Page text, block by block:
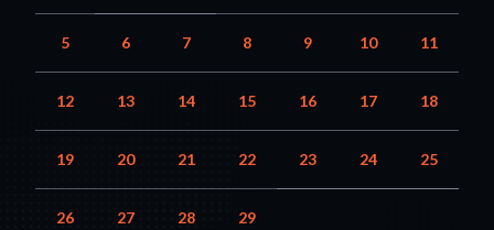
5 6 7 8 9 10 11
12 13 14 15 16 17 18
19 20 21 22 23 24 25
26 27 28 29